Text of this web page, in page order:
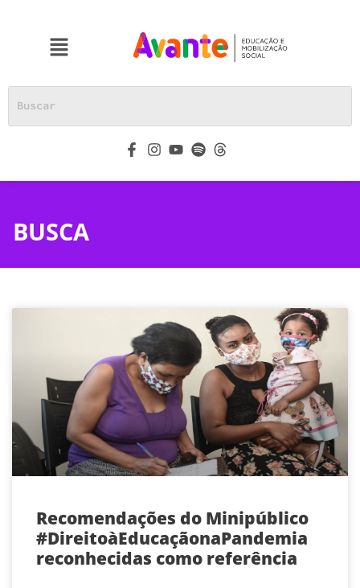
BUSCA
Recomendações do Minipúblico
#DireitoàEducaçãonaPandemia
reconhecidas como referência